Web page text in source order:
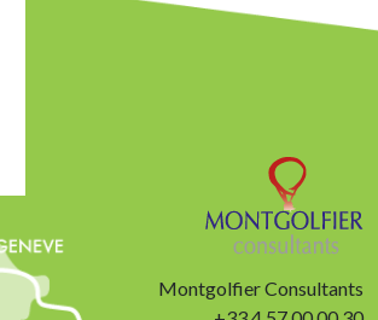
Montgolfier Consultants